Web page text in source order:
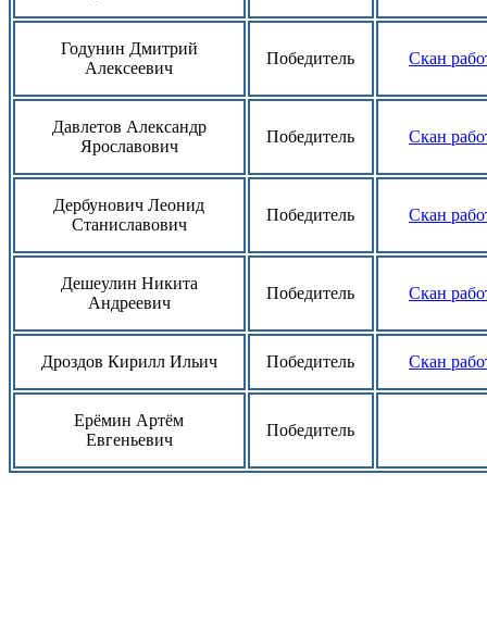
Годунин Дмитрий
Алексеевич
Победитель Скан
Давлетов Александр
Ярославович
Победитель Скан
Дербунович Леонид
Станиславович
Победитель Скан
Дешеулин Никита
Андреевич
Победитель Скан
Дроздов Кирилл Ильич Победитель Скан
Ерёмин Артём
Евгеньевич
Победитель